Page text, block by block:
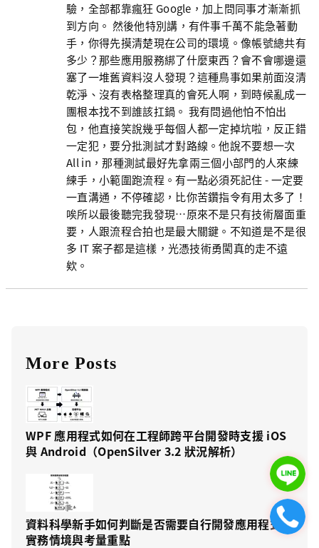
驗，全部都靠瘋狂 Google，加上問同事才漸漸抓
到方向。 然後他特別講，有件事千萬不能急著動
手，你得先摸清楚現在公司的環境。像帳號總共有
多少？那些應用服務綁了什麼東西？會不會哪邊還
塞了一堆舊資料沒人發現？這種鳥事如果前面沒清
乾淨、沒有表格整理真的會死人啊，到時候亂成一
團根本找不到誰該扛鍋。 我有問過他怕不怕出
包，他直接笑說幾乎每個人都一定掉坑啦，反正錯
一定犯，要分批測試才對路線。他說不要想一次
All in，那種測試最好先拿兩三個小部門的人來練
練手，小範圍跑流程。有一點必須死記住 - 一定要
一直溝通，不停確認，比你苦鑽指令有用太多了！
唉所以最後聽完我發現…原來不是只有技術層面重
要，人跟流程合拍也是最大關鍵。不知道是不是很
多 IT 案子都是這樣，光憑技術勇闖真的走不遠
欸。
More Posts
WPF 應用程式如何在工程師跨平台開發時支援 iOS
與 Android（OpenSilver 3.2 狀況解析）
資料科學新手如何判斷是否需要自行開發應用程式？
實務情境與考量重點